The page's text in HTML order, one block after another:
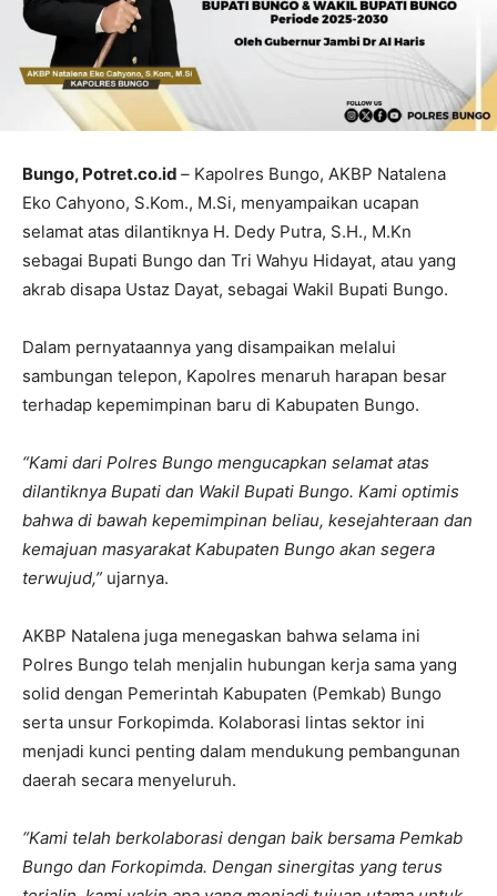
Bungo, Potret.co.id – Kapolres Bungo, AKBP Natalena
Eko Cahyono, S.Kom., M.Si, menyampaikan ucapan
selamat atas dilantiknya H. Dedy Putra, S.H., M.Kn
sebagai Bupati Bungo dan Tri Wahyu Hidayat, atau yang
akrab disapa Ustaz Dayat, sebagai Wakil Bupati Bungo.
Dalam pernyataannya yang disampaikan melalui
sambungan telepon, Kapolres menaruh harapan besar
terhadap kepemimpinan baru di Kabupaten Bungo.
“Kami dari Polres Bungo mengucapkan selamat atas
dilantiknya Bupati dan Wakil Bupati Bungo. Kami optimis
bahwa di bawah kepemimpinan beliau, kesejahteraan dan
kemajuan masyarakat Kabupaten Bungo akan segera
terwujud,” ujarnya.
AKBP Natalena juga menegaskan bahwa selama ini
Polres Bungo telah menjalin hubungan kerja sama yang
solid dengan Pemerintah Kabupaten (Pemkab) Bungo
serta unsur Forkopimda. Kolaborasi lintas sektor ini
menjadi kunci penting dalam mendukung pembangunan
daerah secara menyeluruh.
“Kami telah berkolaborasi dengan baik bersama Pemkab
Bungo dan Forkopimda. Dengan sinergitas yang terus